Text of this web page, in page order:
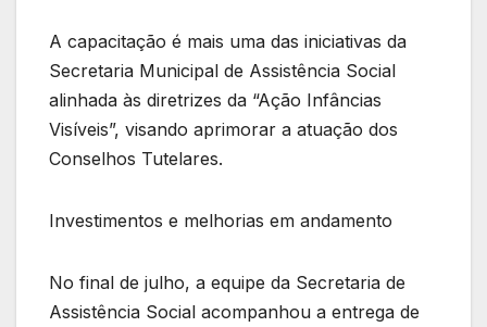
A capacitação é mais uma das iniciativas da
Secretaria Municipal de Assistência Social
alinhada às diretrizes da “Ação Infâncias
Visíveis”, visando aprimorar a atuação dos
Conselhos Tutelares.
Investimentos e melhorias em andamento
No final de julho, a equipe da Secretaria de
Assistência Social acompanhou a entrega de